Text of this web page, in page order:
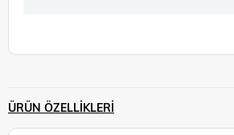
ÜRÜN ÖZELLIKLERI